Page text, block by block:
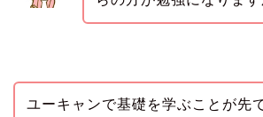
ユーキャンで基礎を学ぶことが先